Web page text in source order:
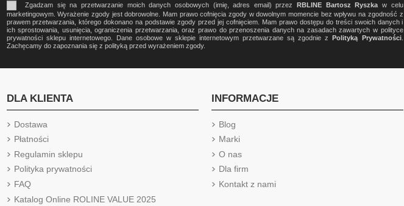
Zgadzam się na przetwarzanie moich danych osobowych (imię, adres email) przez RBLINE Bartosz Ryszka w celu
marketingowym. Wyrażenie zgody jest dobrowolne. Mam prawo cofnięcia zgody w dowolnym momencie bez wpływu na zgodność z
prawem przetwarzania, którego dokonano na podstawie zgody przed jej cofnięciem. Mam prawo dostępu do treści swoich danych i
ich sprostowania, usunięcia, ograniczenia przetwarzania, oraz prawo do przenoszenia danych na zasadach zawartych w polityce
prywatności sklepu internetowego. Dane osobowe w sklepie internetowym przetwarzane są zgodnie zPolityką Prywatności.
Zachęcamy do zapoznania się z polityką przed wyrażeniem zgody.
DLA KLIENTA
Dostawa
Płatności
Regulamin sklepu
Polityka prywatności
FAQ
Katalog Online ROLINE VALUE 2025
INFORMACJE
Blog
Marki
O nas
Dla firm
Kontakt z nami